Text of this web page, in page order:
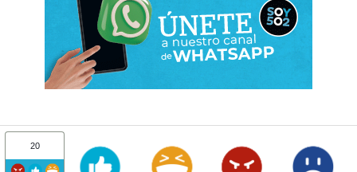
20